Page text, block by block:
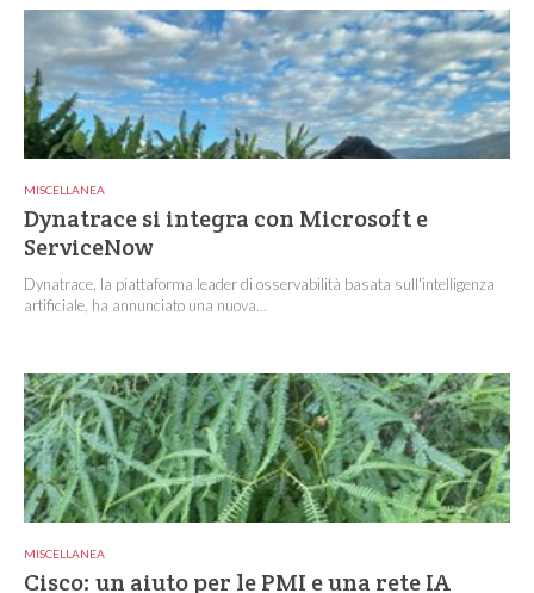
MISCELLANEA
Dynatrace si integra con Microsoft e
ServiceNow
Dynatrace, la piattaforma leader di osservabilità basata sull'intelligenza
artificiale, ha annunciato una nuova...
MISCELLANEA
Cisco: un aiuto per le PMI e una rete IA